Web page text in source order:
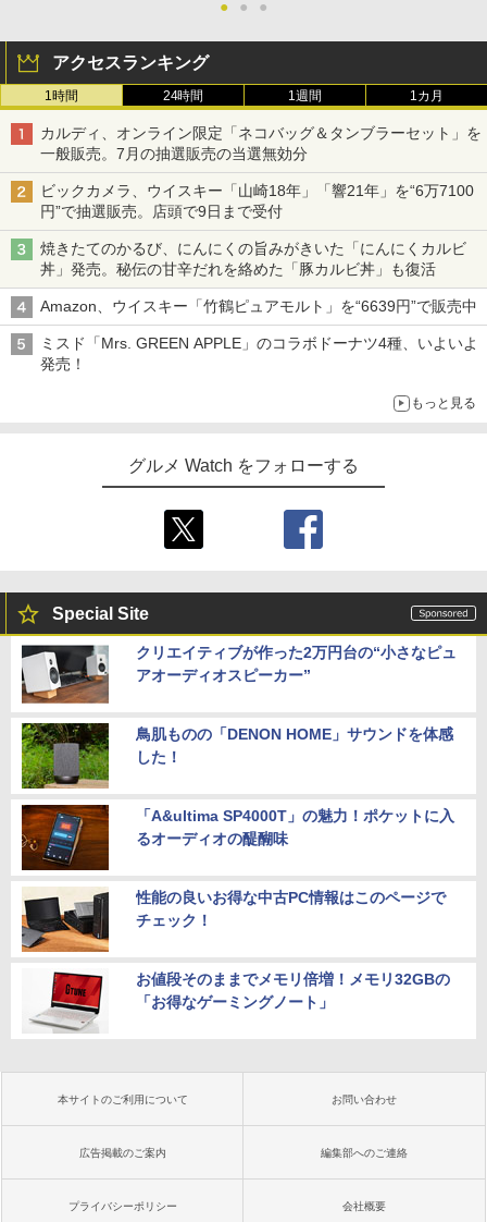
● ● ●
アクセスランキング
1時間 24時間 1週間 1カ月
カルディ、オンライン限定「ネコバッグ＆タンブラーセット」を
一般販売。7月の抽選販売の当選無効分
ビックカメラ、ウイスキー「山崎18年」「響21年」を“6万7100
円”で抽選販売。店頭で9日まで受付
焼きたてのかるび、にんにくの旨みがきいた「にんにくカルビ
丼」発売。秘伝の甘辛だれを絡めた「豚カルビ丼」も復活
Amazon、ウイスキー「竹鶴ピュアモルト」を“6639円”で販売中
ミスド「Mrs. GREEN APPLE」のコラボドーナツ4種、いよいよ
発売！
もっと見る
グルメ Watch をフォローする
Special Site
クリエイティブが作った2万円台の“小さなピュ
アオーディオスピーカー”
鳥肌ものの「DENON HOME」サウンドを体感
した！
「A&ultima SP4000T」の魅力！ポケットに入
るオーディオの醍醐味
性能の良いお得な中古PC情報はこのページで
チェック！
お値段そのままでメモリ倍増！メモリ32GBの
「お得なゲーミングノート」
本サイトのご利用について お問い合わせ
広告掲載のご案内 編集部へのご連絡
プライバシーポリシー 会社概要